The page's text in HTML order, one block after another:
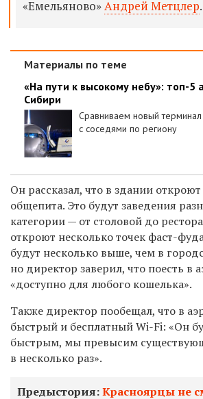
«Емельяново»Андрей Метцлер.
Материалы по теме
«На пути к высокому небу»: топ-5
Сибири
Сравниваем новый
с соседями по региону
Он рассказал, что в здании
общепита. Это будут заведения
категории — от столовой до
откроют несколько точек фаст-
будут несколько выше, чем в
но директор заверил, что поесть в
«доступно для любого кошелька».
Также директор пообещал, что в
быстрый и бесплатный Wi-Fi: «Он
быстрым, мы превысим
в несколько раз».
Предыстория:Красноярцы не